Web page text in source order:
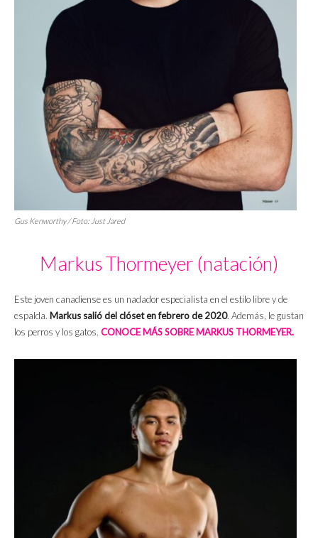
Gus Kenworthy / Foto: Just Jared
Markus Thormeyer (natación)
Este joven canadiense es un nadador especialista en el estilo libre y de
espalda. Markus salió del clóset en febrero de 2020. Además, le gustan
los perros y los gatos. CONOCE MÁS SOBRE MARKUS THORMEYER.